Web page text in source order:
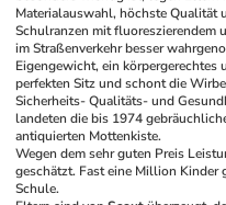
Materialauswahl, höchste Qualität
Schulranzen mit fluoreszierendem
im Straßenverkehr besser
Eigengewicht, ein
perfekten Sitz und schont die
Sicherheits- Qualitäts- und
landeten die bis 1974
antiquierten Mottenkiste.
Wegen dem sehr guten Preis
geschätzt. Fast eine Million Kinder
Schule.